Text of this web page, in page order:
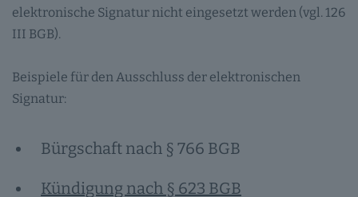
elektronische Signatur nicht eingesetzt werden (vgl. 126
III BGB).
Beispiele für den Ausschluss der elektronischen
Signatur:
Bürgschaft nach § 766 BGB
Kündigung nach § 623 BGB